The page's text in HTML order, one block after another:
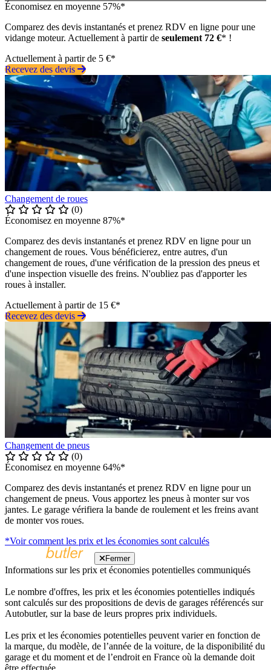
Économisez en moyenne 57%*
Comparez des devis instantanés et prenez RDV en ligne pour une
vidange moteur. Actuellement à partir de seulement 72 €* !
Actuellement à partir de 5 €*
Recevez des devis
Changement de roues
(0)
Économisez en moyenne 87%*
Comparez des devis instantanés et prenez RDV en ligne pour un
changement de roues. Vous bénéficierez, entre autres, d'un
changement de roues, d'une vérification de la pression des pneus et
d'une inspection visuelle des freins. N'oubliez pas d'apporter les
roues à installer.
Actuellement à partir de 15 €*
Recevez des devis
Changement de pneus
(0)
Économisez en moyenne 64%*
Comparez des devis instantanés et prenez RDV en ligne pour un
changement de pneus. Vous apportez les pneus à monter sur vos
jantes. Le garage vérifiera la bande de roulement et les freins avant
de monter vos roues.
*Voir comment les prix et les économies sont calculés
Fermer
Informations sur les prix et économies potentielles communiqués
Le nombre d'offres, les prix et les économies potentielles indiqués
sont calculés sur des propositions de devis de garages référencés sur
Autobutler, sur la base de leurs propres prix individuels.
Les prix et les économies potentielles peuvent varier en fonction de
la marque, du modèle, de l’année de la voiture, de la disponibilité du
garage et du moment et de l’endroit en France où la demande doit
être effectuée.